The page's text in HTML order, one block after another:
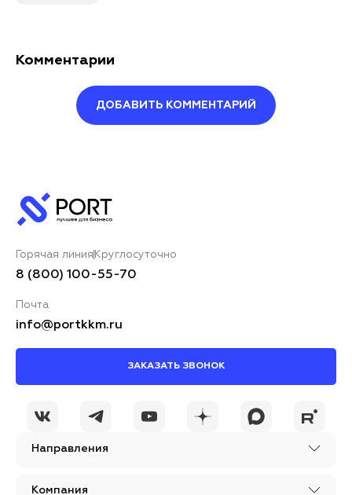
Комментарии
ДОБАВИТЬ КОММЕНТАРИЙ
Ваш комментарий*
конфиденциальности
КОММЕНТАРИЙ
Направления
Компания
Горячая линия Круглосуточно
8 (800) 100-55-70
Почта
info@portkkm.ru
ЗАКАЗАТЬ ЗВОНОК